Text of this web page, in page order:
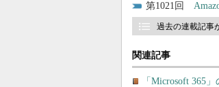
1021
過去の連載記事
関連記事
「Microsoft 365